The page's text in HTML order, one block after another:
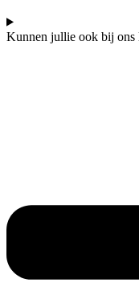
Kunnen jullie ook bij ons